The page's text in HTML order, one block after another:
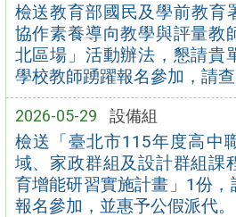
檢送教育部國民及學前教育
協作素養導向教學與評量教
北區場」活動辦法，懇請貴
學校教師踴躍報名參加，請查
2026-05-29 設備組
檢送「臺北市115年度高中
域、家政群組及設計群組課
育增能研習實施計畫」1份，
報名參加，並惠予公假派代。